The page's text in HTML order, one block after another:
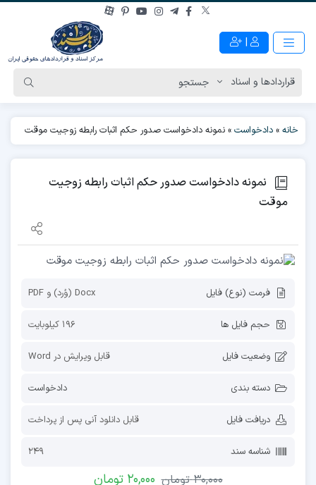
|
خانه » دادخواست » نمونه دادخواست صدور حکم اثبات رابطه زوجیت موقت
نمونه دادخواست صدور حکم اثبات رابطه زوجیت
موقت
فرمت (نوع) فایل Docx (وُرد) و PDF
حجم فایل ها 196 کیلوبایت
وضعیت فایل قابل ویرایش در Word
دسته بندی دادخواست
دریافت فایل قابل دانلود آنی پس از پرداخت
شناسه سند 249
30,000 تومان 20,000 تومان